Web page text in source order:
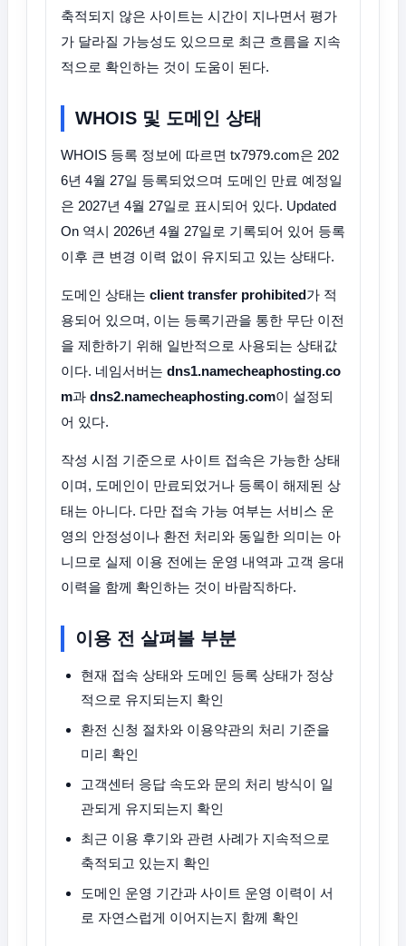
축적되지 않은 사이트는 시간이 지나면서 평가
가 달라질 가능성도 있으므로 최근 흐름을 지속
적으로 확인하는 것이 도움이 된다.
WHOIS 및 도메인 상태
WHOIS 등록 정보에 따르면 tx7979.com은 202
6년 4월 27일 등록되었으며 도메인 만료 예정일
은 2027년 4월 27일로 표시되어 있다. Updated
On 역시 2026년 4월 27일로 기록되어 있어 등록
이후 큰 변경 이력 없이 유지되고 있는 상태다.
도메인 상태는 client transfer prohibited가 적
용되어 있으며, 이는 등록기관을 통한 무단 이전
을 제한하기 위해 일반적으로 사용되는 상태값
이다. 네임서버는 dns1.namecheaphosting.co
m과 dns2.namecheaphosting.com이 설정되
어 있다.
작성 시점 기준으로 사이트 접속은 가능한 상태
이며, 도메인이 만료되었거나 등록이 해제된 상
태는 아니다. 다만 접속 가능 여부는 서비스 운
영의 안정성이나 환전 처리와 동일한 의미는 아
니므로 실제 이용 전에는 운영 내역과 고객 응대
이력을 함께 확인하는 것이 바람직하다.
이용 전 살펴볼 부분
현재 접속 상태와 도메인 등록 상태가 정상
적으로 유지되는지 확인
환전 신청 절차와 이용약관의 처리 기준을
미리 확인
고객센터 응답 속도와 문의 처리 방식이 일
관되게 유지되는지 확인
최근 이용 후기와 관련 사례가 지속적으로
축적되고 있는지 확인
도메인 운영 기간과 사이트 운영 이력이 서
로 자연스럽게 이어지는지 함께 확인